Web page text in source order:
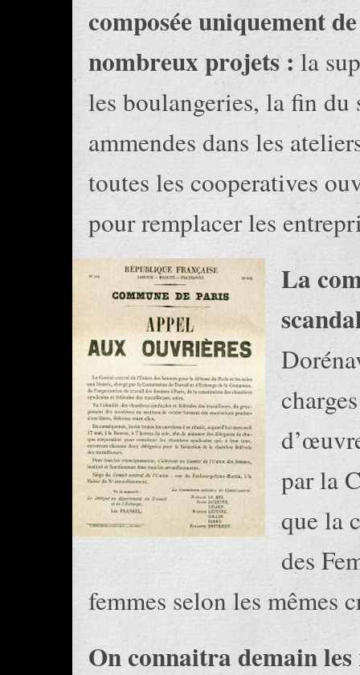
composée uniquement
nombreux projets : la
les boulangeries, la fin du
ammendes dans les
toutes les cooperatives
pour remplacer les
La
par la
que la
des
femmes selon les mêmes
On connaitra demain